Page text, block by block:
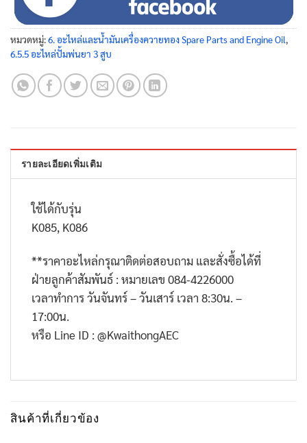
หมวดหมู่:6. อะไหล่และน้ำมันเครื่องควายทอง Spare Parts and Engine Oil
6.5.5 อะไหล่ปั้มพ่นยา 3 สูบ
รายละเอียดเพิ่มเติม
ใช้ได้กับรุ่น
K085, K086
**ราคาอะไหล่กรุณาติดต่อสอบถาม และสั่งซื้อได้ที่
ฝ่ายลูกค้าสัมพันธ์ : หมายเลข 084-4226000
เวลาทำการ วันจันทร์ – วันเสาร์ เวลา 8:30น. –
17:00น.
หรือ Line ID : @KwaithongAEC
สินค้าที่เกี่ยวข้อง